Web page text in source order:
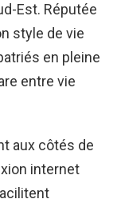
Est. Réputée
style de vie
en pleine
entre vie
aux côtés de
internet